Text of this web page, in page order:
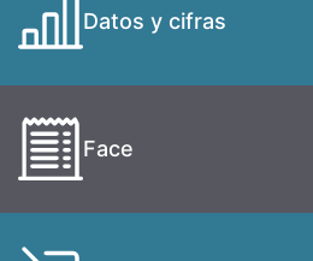
Datos y cifras
Face